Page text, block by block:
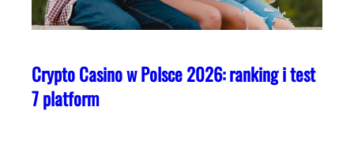
Crypto Casino w Polsce 2026: ranking i test
7 platform